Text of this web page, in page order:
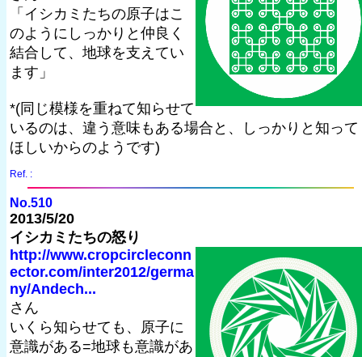
「イシカミたちの原子はこ
のようにしっかりと仲良く
結合して、地球を支えてい
ます」
*(同じ模様を重ねて知らせて
いるのは、違う意味もある場合と、しっかりと知って
ほしいからのようです)
Ref. :
No.510
2013/5/20
イシカミたちの怒り
http://www.cropcircleconn
ector.com/inter2012/germa
ny/Andech...
さん
いくら知らせても、原子に
意識がある=地球も意識があ